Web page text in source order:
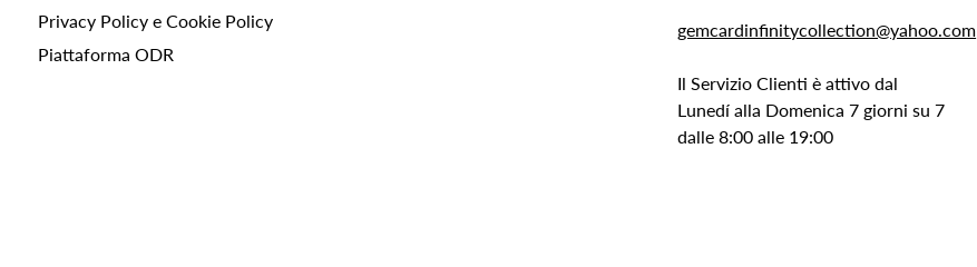
Privacy Policy e Cookie Policy
Piattaforma ODR
gemcardinfinitycollection@yahoo.com
Il Servizio Clienti è attivo dal
Lunedí alla Domenica 7 giorni su 7
dalle 8:00 alle 19:00